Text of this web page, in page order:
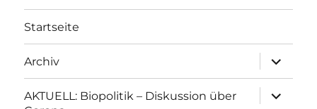
Startseite
Archiv
anzeigen
AKTUELL: Biopolitik – Diskussion über
anzeigen